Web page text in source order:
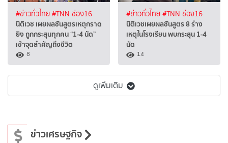
#ข่าวทั่วไทย#TNN ช่อง16
นิติเวช เผยผลชันสูตรเหตุกราด
ยิง ถูกกระสุนทุกคน “1-4 นัด”
เข้าจุดสำคัญถึงชีวิต
8
#ข่าวทั่วไทย#TNN ช่อง16
นิติเวชเผยผลชันสูตร 8 ร่าง
เหตุในโรงเรียน พบกระสุน 1-4
นัด
14
ดูเพิ่มเติม
ข่าวเศรษฐกิจ